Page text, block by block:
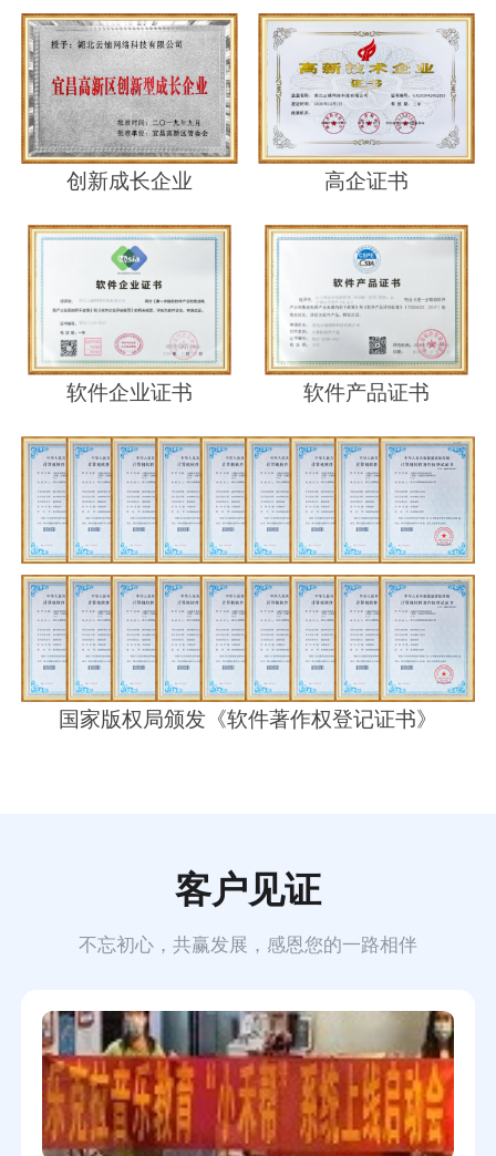
创新成长企业 高企证书
软件企业证书 软件产品证书
国家版权局颁发《软件著作权登记证书》
客户见证
不忘初心，共赢发展，感恩您的一路相伴